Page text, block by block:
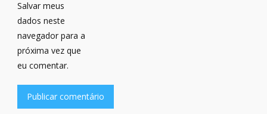
Salvar meus
dados neste
navegador para a
próxima vez que
eu comentar.